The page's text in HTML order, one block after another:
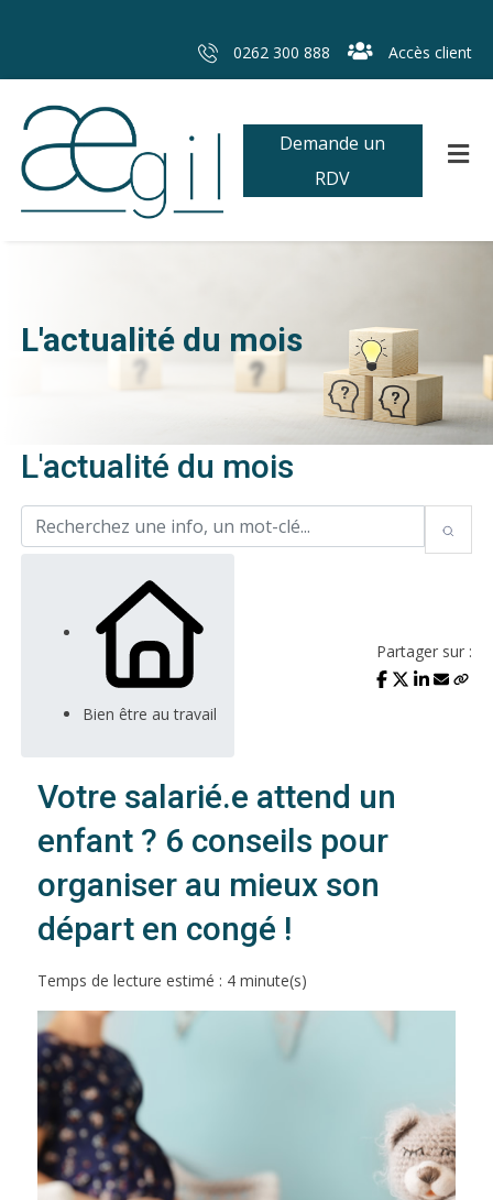
0262 300 888 Accès client
Demande un
RDV
L'actualité du mois
L'actualité du mois
Bien être au travail
Partager sur :
Votre salarié.e attend un
enfant ? 6 conseils pour
organiser au mieux son
départ en congé !
Temps de lecture estimé : 4 minute(s)